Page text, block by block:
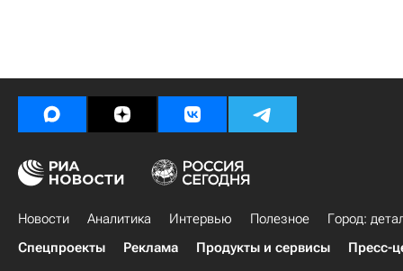
Новости Аналитика Интервью Полезное
Город:
Спецпроекты
Реклама Продукты и сервисы Пресс-